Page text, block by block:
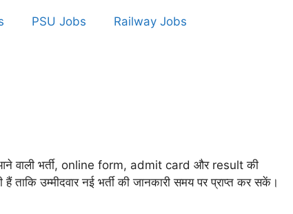
PSU Jobs Railway Jobs
वाली भर्ती, online form, admit card और result की
उम्मीदवार नई भर्ती की जानकारी समय पर प्राप्त कर सकें।